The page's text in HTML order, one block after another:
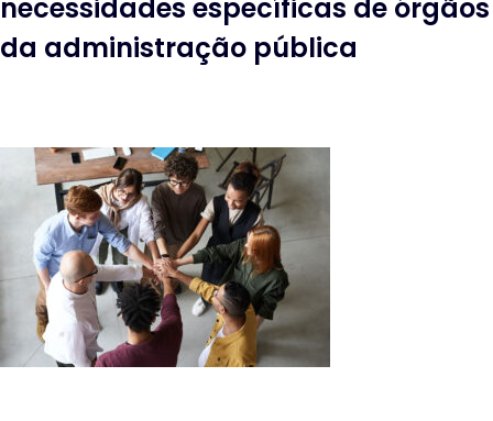
necessidades específicas de órgãos
da administração pública